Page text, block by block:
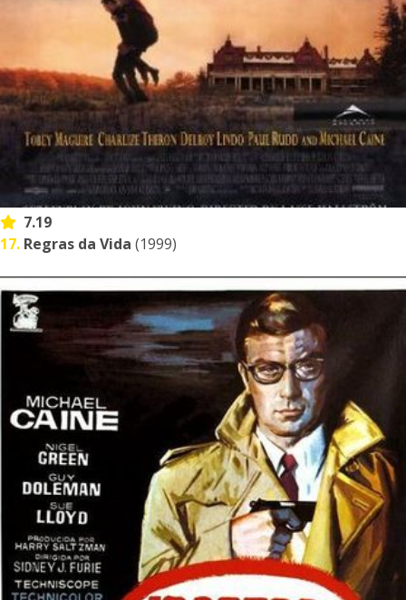
7.19
17. Regras da Vida (1999)